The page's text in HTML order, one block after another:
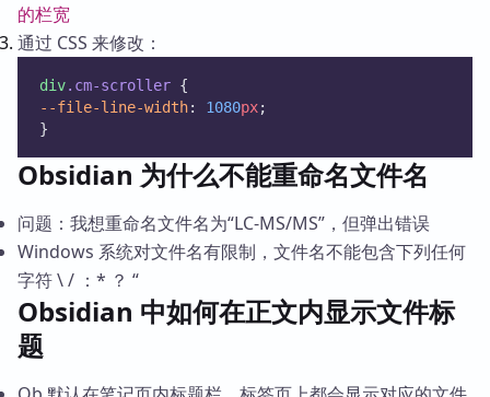
的栏宽
通过 CSS 来修改：
div.cm-scroller {
--file-line-width: 1080px;
}
Obsidian 为什么不能重命名文件名
问题：我想重命名文件名为“LC-MS/MS”，但弹出错误
Windows 系统对文件名有限制，文件名不能包含下列任何
字符 \ / ：* ？ “
Obsidian 中如何在正文内显示文件标
题